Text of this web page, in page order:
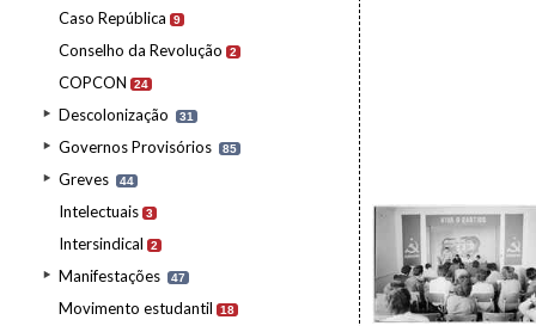
Caso República 9
Conselho da Revolução 2
COPCON 24
Descolonização 31
Governos Provisórios 85
Greves 44
Intelectuais 3
Intersindical 2
Manifestações 47
Movimento estudantil 18